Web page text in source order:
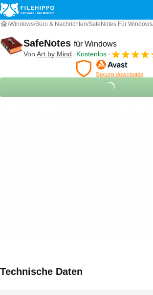
Windows Büro & Nachrichten SafeNotes Für Windows
SafeNotes für Windows
Von Art by Mind Kostenlos
Technische Daten